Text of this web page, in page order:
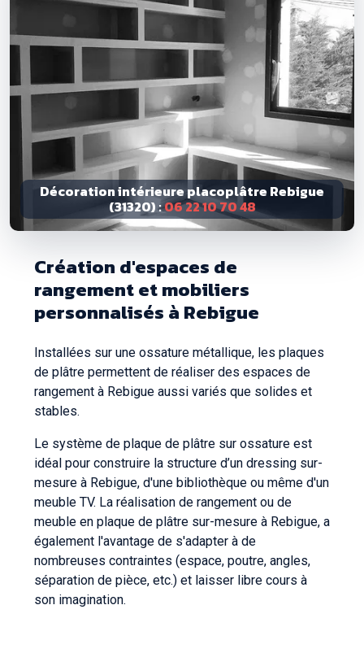
Décoration intérieure placoplâtre Rebigue
(31320) :06 22 10 70 48
Création d'espaces de
rangement et mobiliers
personnalisés à Rebigue
Installées sur une ossature métallique, les plaques
de plâtre permettent de réaliser des espaces de
rangement à Rebigue aussi variés que solides et
stables.
Le système de plaque de plâtre sur ossature est
idéal pour construire la structure d’un dressing sur-
mesure à Rebigue, d'une bibliothèque ou même d'un
meuble TV. La réalisation de rangement ou de
meuble en plaque de plâtre sur-mesure à Rebigue, a
également l'avantage de s'adapter à de
nombreuses contraintes (espace, poutre, angles,
séparation de pièce, etc.) et laisser libre cours à
son imagination.